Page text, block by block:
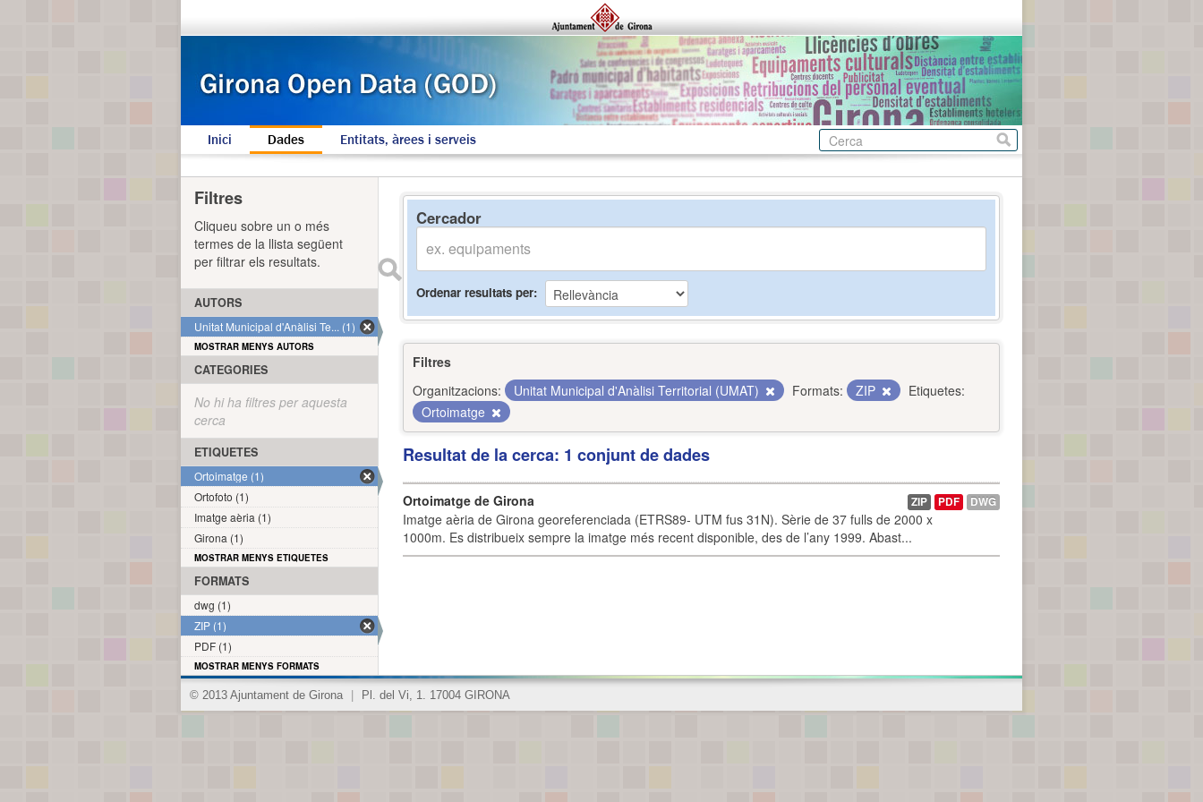
Inici Dades Entitats, àrees i serveis
Cercador
Ordenar resultats per
Filtres
Organitzacions:
Unitat Municipal d'Anàlisi Territorial (UMAT) Formats: ZIP
Etiquetes:
Ortoimatge
Resultat de la cerca: 1 conjunt de dades
Ortoimatge de Girona
Imatge aèria de Girona georeferenciada (ETRS89- UTM fus 31N). Sèrie de 37 fulls de 2000 x
1000m. Es distribueix sempre la imatge més recent disponible, des de l’any 1999. Abast...
ZIP PDF DWG
Filtres
Cliqueu sobre un o més
termes de la llista següent
per filtrar els resultats.
AUTORS
Unitat Municipal d'Anàlisi Te... (1)
MOSTRAR MENYS AUTORS
CATEGORIES
No hi ha filtres per aquesta
cerca
ETIQUETES
Ortoimatge (1)
Ortofoto (1)
Imatge aèria (1)
Girona (1)
MOSTRAR MENYS ETIQUETES
FORMATS
dwg (1)
ZIP (1)
PDF (1)
MOSTRAR MENYS FORMATS
© 2013 Ajuntament de Girona Pl. del Vi, 1. 17004 GIRONA